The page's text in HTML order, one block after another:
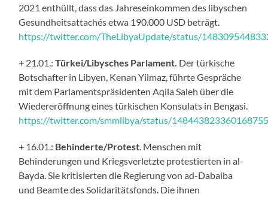
2021 enthüllt, dass das Jahreseinkommen des libyschen
Gesundheitsattachés etwa 190.000 USD beträgt.
https://twitter.com/TheLibyaUpdate/status/
+ 21.01.:Türkei/Libysches Parlament. Der türkische
Botschafter in Libyen, Kenan Yilmaz, führte Gespräche
mit dem Parlamentspräsidenten Aqila Saleh über die
Wiedereröffnung eines türkischen Konsulats in Bengasi.
https://twitter.com/smmlibya/status/
+ 16.01.: Behinderte/Protest . Menschen mit
Behinderungen und Kriegsverletzte protestierten in al-
Bayda. Sie kritisierten die Regierung von ad-Dabaiba
und Beamte des Solidaritätsfonds. Die ihnen